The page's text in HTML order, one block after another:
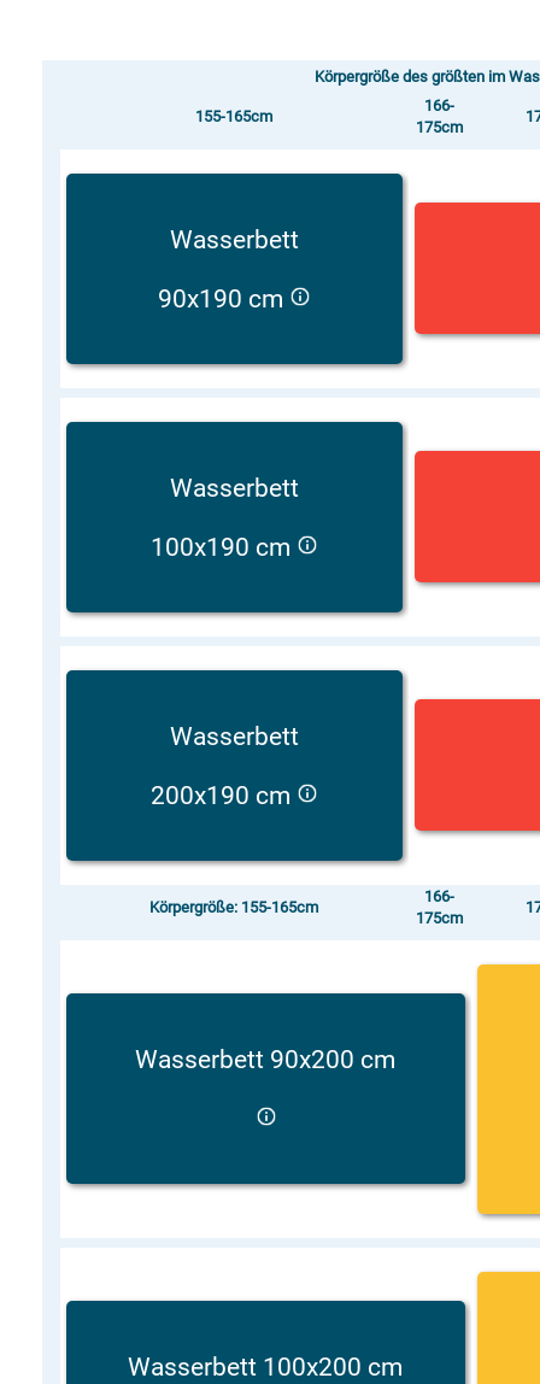
Körpergröße des größten im
155-165cm
166-
175cm
Wasserbett
90x190 cm
Wasserbett
100x190 cm
Wasserbett
200x190 cm
Körpergröße: 155-165cm
166-
175cm
Wasserbett 90x200 cm
Wasserbett 100x200 cm